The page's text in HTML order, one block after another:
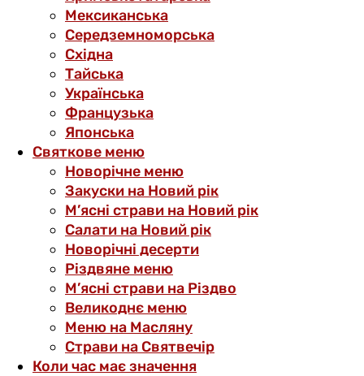
Мексиканська
Середземноморська
Східна
Тайська
Українська
Французька
Японська
Святкове меню
Новорічне меню
Закуски на Новий рік
М’ясні страви на Новий рік
Салати на Новий рік
Новорічні десерти
Різдвяне меню
М’ясні страви на Різдво
Великоднє меню
Меню на Масляну
Страви на Святвечір
Коли час має значення